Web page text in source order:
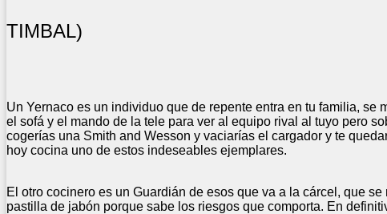
TIMBAL)
Un Yernaco es un individuo que de repente entra en tu familia, se
el sofá y el mando de la tele para ver al equipo rival al tuyo pero
cogerías una Smith and Wesson y vaciarías el cargador y te
hoy cocina uno de estos indeseables ejemplares.
El otro cocinero es un Guardián de esos que va a la cárcel, que
pastilla de jabón porque sabe los riesgos que comporta. En